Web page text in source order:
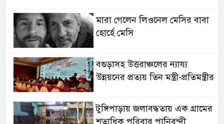
মারা গেলেন লিওনেল মেসির বাবা
হোর্হে মেসি
বগুড়াসহ উত্তরাঞ্চলের ন্যায্য
উন্নয়নের প্রত্যয় তিন মন্ত্রী-প্রতিমন্ত্রীর
টুঙ্গিপাড়ায় জলাবদ্ধতায় এক গ্রামের
শতাধিক পরিবার পানিবন্দী